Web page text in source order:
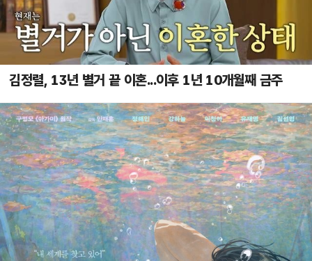
김정렬, 13년 별거 끝 이혼...이후 1년 10개월째 금주